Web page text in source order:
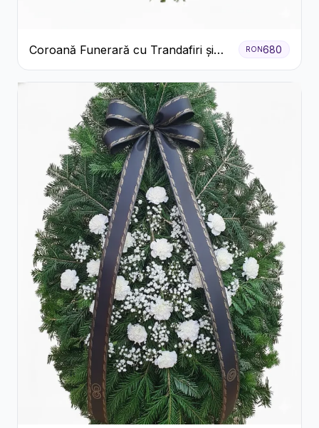
Coroană Funerară cu Trandafiri și
Crini
RON680